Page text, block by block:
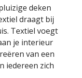
deken
draagt bij
Textiel voegt
je interieur
van een
iedereen zich